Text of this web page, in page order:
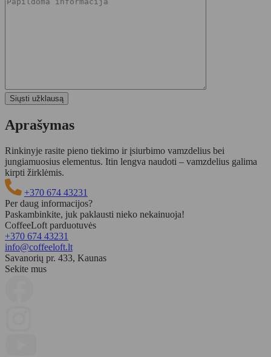
Aprašymas
Rinkinyje rasite pieno tiekimo ir įsiurbimo vamzdelius bei
jungiamuosius elementus. Itin lengva naudoti – vamzdelius galima
kirpti žirklėmis.
+370 674 43231
Per daug informacijos?
Paskambinkite, juk paklausti nieko nekainuoja!
CoffeeLoft parduotuvės
+370 674 43231
info@coffeeloft.lt
Savanorių pr. 433, Kaunas
Sekite mus